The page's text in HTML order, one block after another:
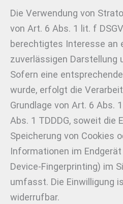
Die Verwendung von
von Art. 6 Abs. 1 lit. f
berechtigtes Interesse an
zuverlässigen Darstellung
Sofern eine
wurde, erfolgt die
Grundlage von Art. 6 Abs.
Abs. 1 TDDDG, soweit die
Speicherung von Cookies
Informationen im
Device-Fingerprinting) im
umfasst. Die Einwilligung
widerrufbar.